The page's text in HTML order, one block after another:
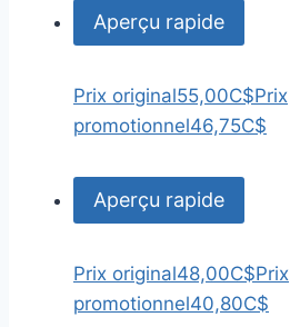
Aperçu rapide
Prix original55,00C$Prix
promotionnel46,75C$
Aperçu rapide
Prix original48,00C$Prix
promotionnel40,80C$